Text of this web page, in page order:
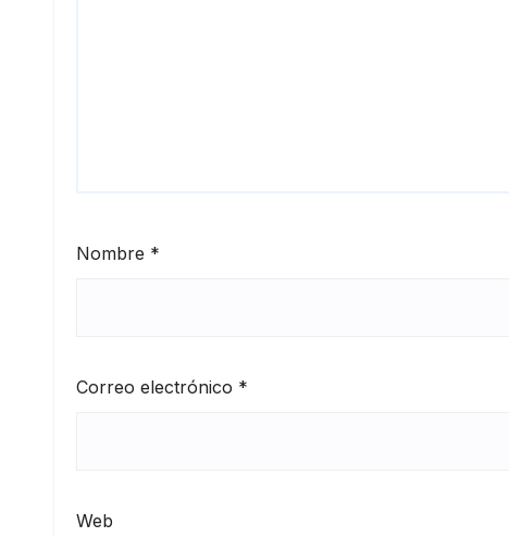
Nombre *
Correo electrónico *
Web